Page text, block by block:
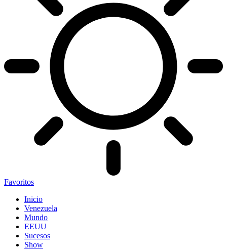
Favoritos
Inicio
Venezuela
Mundo
EEUU
Sucesos
Show